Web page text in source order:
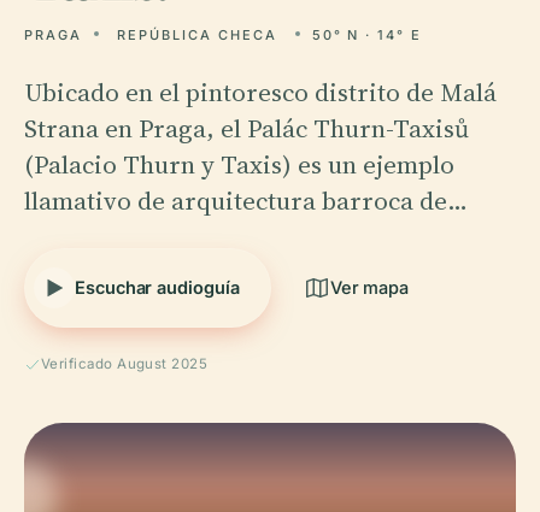
PRAGA REPÚBLICA CHECA 50° N · 14° E
Ubicado en el pintoresco distrito de Malá
Strana en Praga, el Palác Thurn-Taxisů
(Palacio Thurn y Taxis) es un ejemplo
llamativo de arquitectura barroca de…
Escuchar audioguía Ver mapa
Verificado August 2025